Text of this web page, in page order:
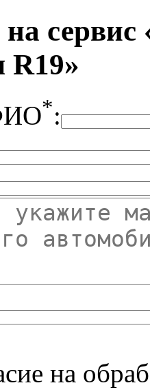
на
R19»
*:
на